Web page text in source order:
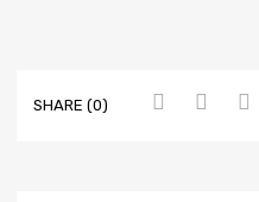
SHARE (0)